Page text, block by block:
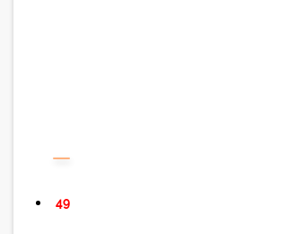
49